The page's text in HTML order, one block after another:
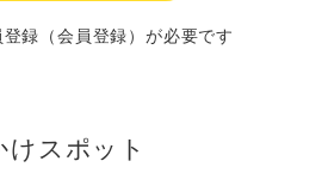
録（会員登録）が必要です
スポット